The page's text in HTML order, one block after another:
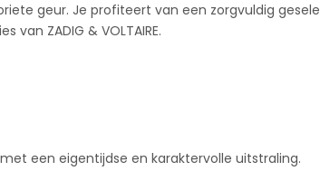
geur. Je profiteert van een zorgvuldig
ZADIG & VOLTAIRE.
een eigentijdse en karaktervolle uitstraling.